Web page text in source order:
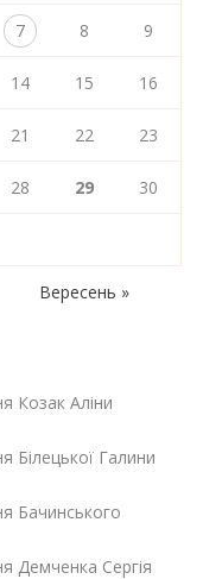
7 8 9
14 15 16
21 22 23
28 29 30
Вересень »
Козак Аліни
Білецької Галини
Бачинського
Демченка Сергія